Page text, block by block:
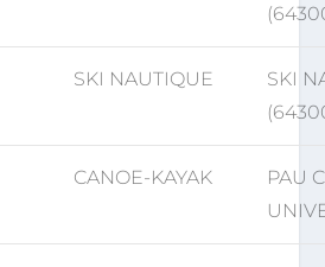
SKI NAUTIQUE
SKI
CANOE-KAYAK
PAU